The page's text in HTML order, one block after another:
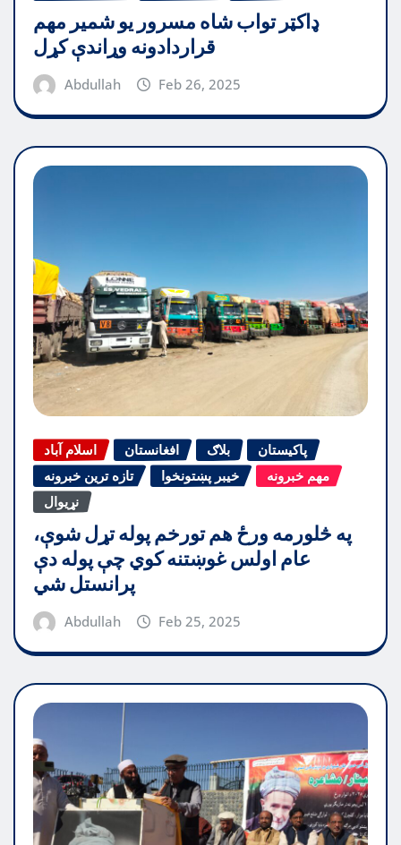
ډاکټر تواب شاه مسرور یو شمیر مهم
قراردادونه وړاندې کړل
Abdullah Feb 26, 2025
اسلام آباد افغانستان بلاګ
پاکیستان
تازه ترین خبرونه
خیبر پښتونخوا
مهم خبرونه
نړیوال
په څلورمه ورځ هم تورخم پوله تړل شوې،
عام اولس غوښتنه کوي چې پوله دې
پرانستل شي
Abdullah Feb 25, 2025